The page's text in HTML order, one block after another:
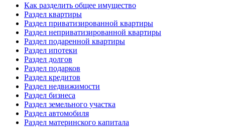
Как разделить общее имущество
Раздел квартиры
Раздел приватизированной квартиры
Раздел неприватизированной квартиры
Раздел подаренной квартиры
Раздел ипотеки
Раздел долгов
Раздел подарков
Раздел кредитов
Раздел недвижимости
Раздел бизнеса
Раздел земельного участка
Раздел автомобиля
Раздел материнского капитала